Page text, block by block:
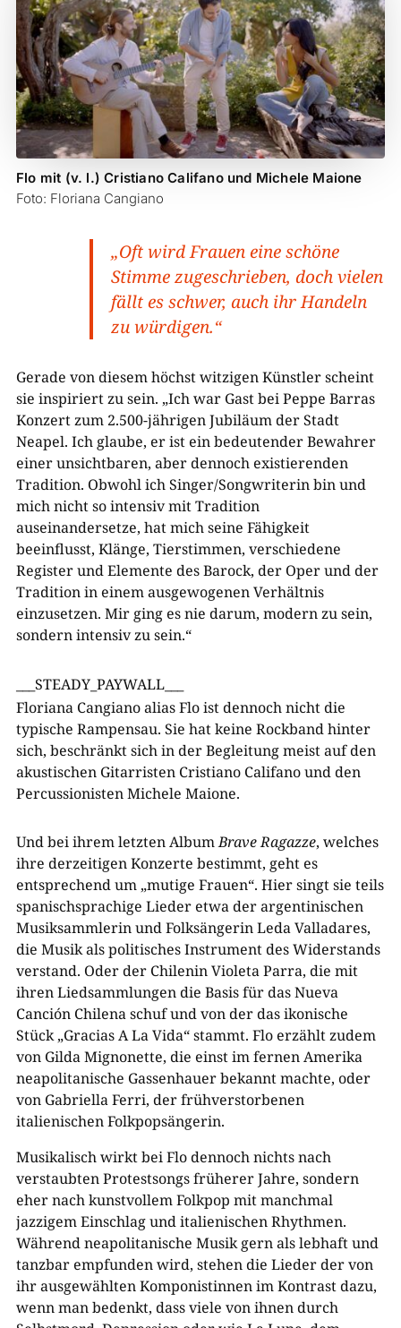
Flo mit (v. l.) Cristiano Califano und Michele Maione
Foto: Floriana Cangiano
„Oft wird Frauen eine schöne
Stimme zugeschrieben, doch vielen
fällt es schwer, auch ihr Handeln
zu würdigen.“
Gerade von diesem höchst witzigen Künstler scheint
sie inspiriert zu sein. „Ich war Gast bei Peppe Barras
Konzert zum 2.500-jährigen Jubiläum der Stadt
Neapel. Ich glaube, er ist ein bedeutender Bewahrer
einer unsichtbaren, aber dennoch existierenden
Tradition. Obwohl ich Singer/Songwriterin bin und
mich nicht so intensiv mit Tradition
auseinandersetze, hat mich seine Fähigkeit
beeinflusst, Klänge, Tierstimmen, verschiedene
Register und Elemente des Barock, der Oper und der
Tradition in einem ausgewogenen Verhältnis
einzusetzen. Mir ging es nie darum, modern zu sein,
sondern intensiv zu sein.“
___STEADY_PAYWALL___
Floriana Cangiano alias Flo ist dennoch nicht die
typische Rampensau. Sie hat keine Rockband hinter
sich, beschränkt sich in der Begleitung meist auf den
akustischen Gitarristen Cristiano Califano und den
Percussionisten Michele Maione.
Und bei ihrem letzten AlbumBrave Ragazze, welches
ihre derzeitigen Konzerte bestimmt, geht es
entsprechend um „mutige Frauen“. Hier singt sie teils
spanischsprachige Lieder etwa der argentinischen
Musiksammlerin und Folksängerin Leda Valladares,
die Musik als politisches Instrument des Widerstands
verstand. Oder der Chilenin Violeta Parra, die mit
ihren Liedsammlungen die Basis für das Nueva
Canción Chilena schuf und von der das ikonische
Stück „Gracias A La Vida“ stammt. Flo erzählt zudem
von Gilda Mignonette, die einst im fernen Amerika
neapolitanische Gassenhauer bekannt machte, oder
von Gabriella Ferri, der frühverstorbenen
italienischen Folkpopsängerin.
Musikalisch wirkt bei Flo dennoch nichts nach
verstaubten Protestsongs früherer Jahre, sondern
eher nach kunstvollem Folkpop mit manchmal
jazzigem Einschlag und italienischen Rhythmen.
Während neapolitanische Musik gern als lebhaft und
tanzbar empfunden wird, stehen die Lieder der von
ihr ausgewählten Komponistinnen im Kontrast dazu,
wenn man bedenkt, dass viele von ihnen durch